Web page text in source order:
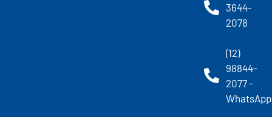
3644-
2078
(12)
98844-
2077 -
WhatsApp